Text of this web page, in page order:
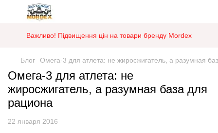
Важливо! Підвищення цін на товари бренду Mordex
Блог Омега-3 для атлета: не жиросжигатель, а разумная
Омега-3 для атлета: не
жиросжигатель, а разумная база для
рациона
22 января 2016